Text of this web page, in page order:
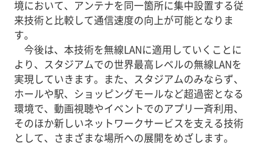
境において、アンテナを同一箇所に集中設置する従
来技術と比較して通信速度の向上が可能となりま
す。
今後は、本技術を無線LANに適用していくことに
より、スタジアムでの世界最高レベルの無線LANを
実現していきます。また、スタジアムのみならず、
ホールや駅、ショッピングモールなど超過密となる
環境で、動画視聴やイベントでのアプリ一斉利用、
そのほか新しいネットワークサービスを支える技術
として、さまざまな場所への展開をめざします。